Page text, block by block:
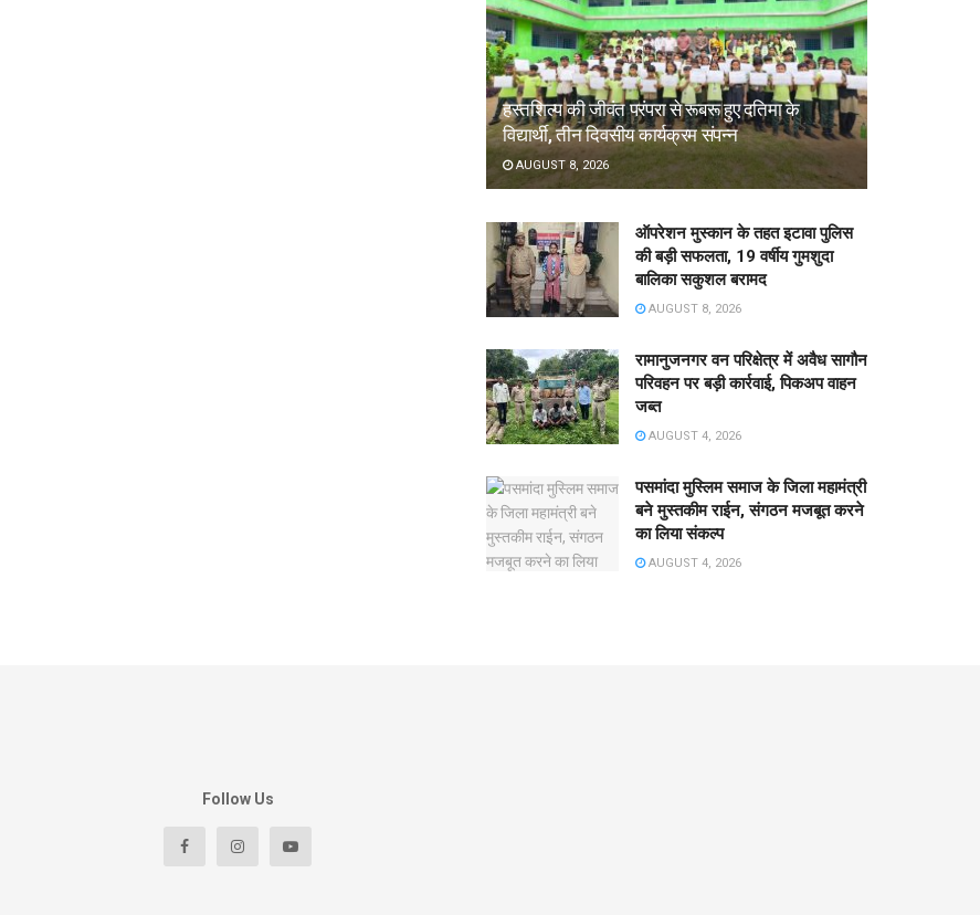
हस्तशिल्प की जीवंत परंपरा से रूबरू हुए दतिमा के
विद्यार्थी, तीन दिवसीय कार्यक्रम संपन्न
AUGUST 8, 2026
ऑपरेशन मुस्कान के तहत इटावा पुलिस
की बड़ी सफलता, 19 वर्षीय गुमशुदा
बालिका सकुशल बरामद
AUGUST 8, 2026
रामानुजनगर वन परिक्षेत्र में अवैध सागौन
परिवहन पर बड़ी कार्रवाई, पिकअप वाहन
जब्त
AUGUST 4, 2026
पसमांदा मुस्लिम समाज के जिला महामंत्री
बने मुस्तकीम राईन, संगठन मजबूत करने
का लिया संकल्प
AUGUST 4, 2026
Follow Us